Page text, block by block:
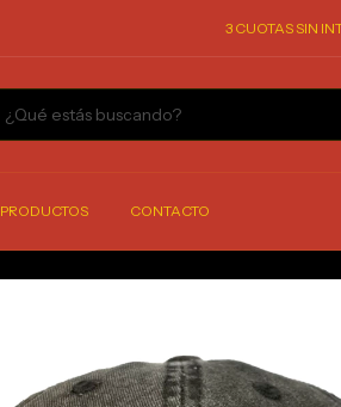
3 CUOTAS SIN
PRODUCTOS CONTACTO